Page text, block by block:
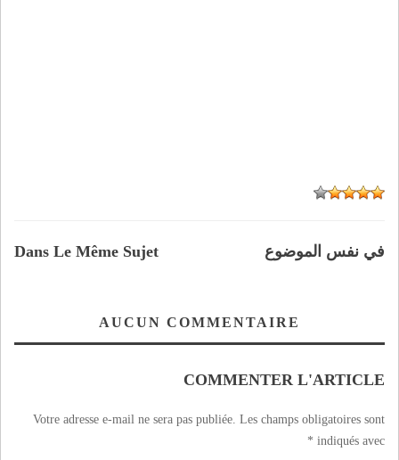
Dans Le Même Sujet في نفس الموضوع
AUCUN COMMENTAIRE
COMMENTER L'ARTICLE
Votre adresse e-mail ne sera pas publiée. Les champs obligatoires sont
indiqués avec
*